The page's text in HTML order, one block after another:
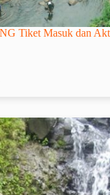
Tiket Masuk dan